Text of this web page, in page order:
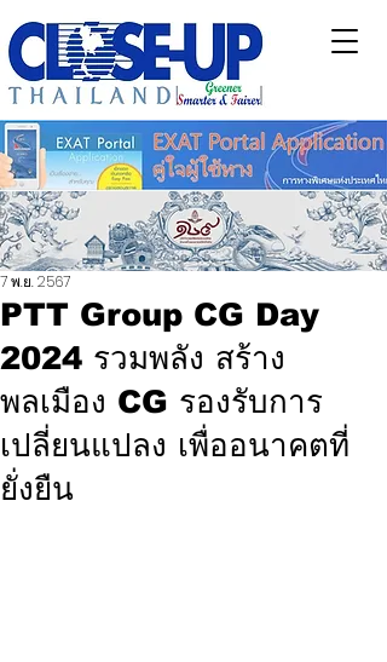
PTT Group CG Day
2024 รวมพลัง สร้าง
พลเมือง CG รองรับการ
เปลี่ยนแปลง เพื่ออนาคตที่
ยั่งยืน
7 พ.ย. 2567